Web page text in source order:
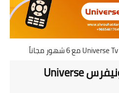
مميزات اشتراك يونيفرس Universe